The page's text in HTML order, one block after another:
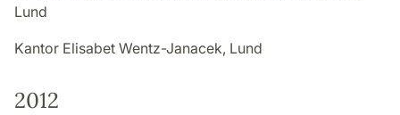
Lund
Kantor Elisabet Wentz-Janacek, Lund
2012